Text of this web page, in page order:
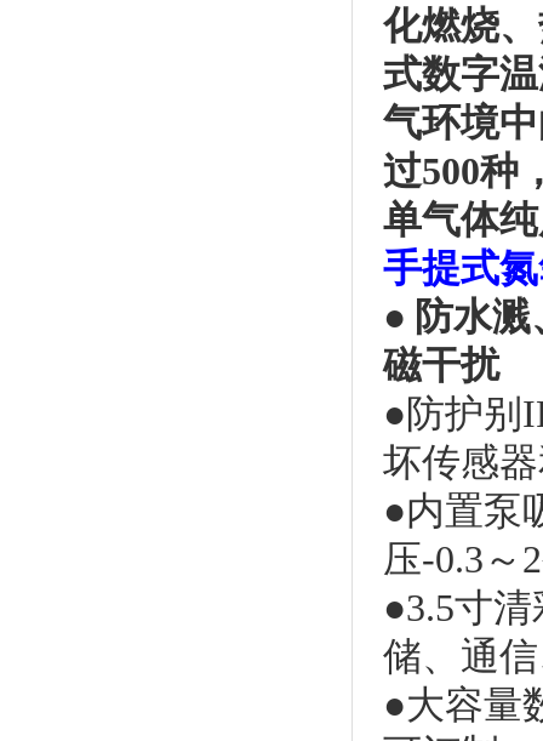
化燃烧
式数字
气环境
过500种
单气体
手提式
● 防水溅
磁干扰
● 防护别
坏传感
●内置泵
压-0.3 ～
●3.5寸
储、通
●大容量